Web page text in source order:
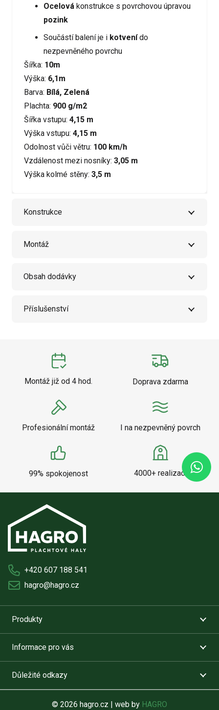
Ocelová konstrukce s povrchovou úpravou
pozink
Součástí balení je i kotvenído
nezpevněného povrchu
Šířka: 10m
Výška: 6,1m
Barva: Bílá, Zelená
Plachta: 900 g/m2
Šířka vstupu: 4,15 m
Výška vstupu: 4,15 m
Odolnost vůči větru: 100 km/h
Vzdálenost mezi nosníky: 3,05 m
Výška kolmé stěny: 3,5 m
Konstrukce
Montáž
Obsah dodávky
Příslušenství
Montáž již od 4 hod. Doprava zdarma
Profesionální montáž I na nezpevněný povrch
99% spokojenost 4000+ realizací
+420 607 188 541
hagro@hagro.cz
Produkty
Informace pro vás
Důležité odkazy
© 2026 hagro.cz | web by HAGRO